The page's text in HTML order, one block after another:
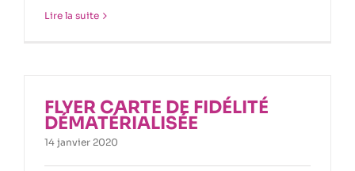
Lire la suite
FLYER CARTE DE FIDÉLITÉ
DÉMATÉRIALISÉE
14 janvier 2020